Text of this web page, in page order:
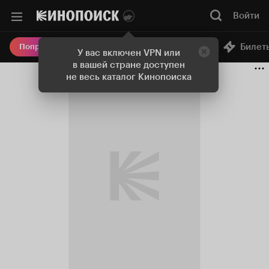
У вас включен VPN или
в вашей стране доступен
не весь каталог Кинопоиска
Войти
Попробовать Плюс Онлайн-кинотеатр